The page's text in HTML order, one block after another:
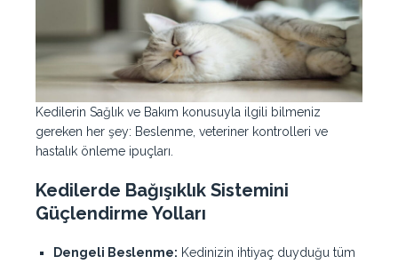
Kedilerin Sağlık ve Bakım konusuyla ilgili bilmeniz
gereken her şey: Beslenme, veteriner kontrolleri ve
hastalık önleme ipuçları.
Kedilerde Bağışıklık Sistemini
Güçlendirme Yolları
Dengeli Beslenme: Kedinizin ihtiyaç duyduğu tüm